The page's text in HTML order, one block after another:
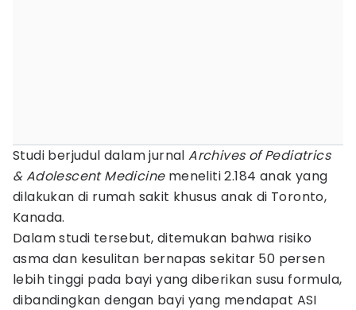
Studi berjudul dalam jurnalArchives of Pediatrics
& AdolescentMedicinemeneliti 2.184 anak yang
dilakukan di rumah sakit khusus anak di Toronto,
Kanada.
Dalam studi tersebut, ditemukan bahwa risiko
asma dan kesulitan bernapas sekitar 50 persen
lebih tinggi pada bayi yang diberikan susu formula,
dibandingkan dengan bayi yang mendapat ASI